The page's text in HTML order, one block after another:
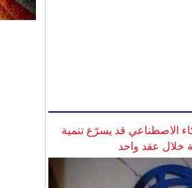
الاصطناعي قد يسرّع تنمية
خلال عقد واحد